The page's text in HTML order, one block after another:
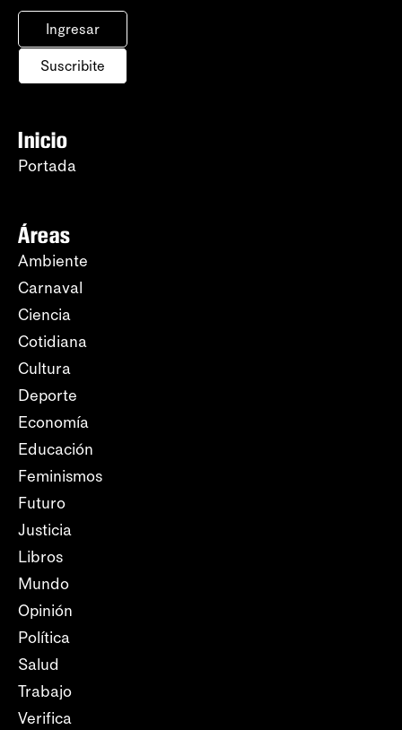
Ingresar
Suscribite
Inicio
Portada
Áreas
Ambiente
Carnaval
Ciencia
Cotidiana
Cultura
Deporte
Economía
Educación
Feminismos
Futuro
Justicia
Libros
Mundo
Opinión
Política
Salud
Trabajo
Verifica